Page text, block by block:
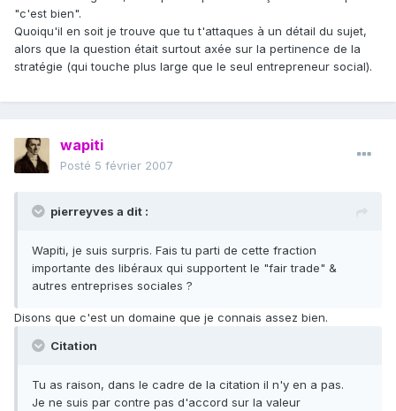
"c'est bien".
Quoiqu'il en soit je trouve que tu t'attaques à un détail du sujet,
alors que la question était surtout axée sur la pertinence de la
stratégie (qui touche plus large que le seul entrepreneur social).
wapiti
Posté 5 février 2007
pierreyves a dit :
Wapiti, je suis surpris. Fais tu parti de cette fraction
importante des libéraux qui supportent le "fair trade" &
autres entreprises sociales ?
Disons que c'est un domaine que je connais assez bien.
Citation
Tu as raison, dans le cadre de la citation il n'y en a pas.
Je ne suis par contre pas d'accord sur la valeur